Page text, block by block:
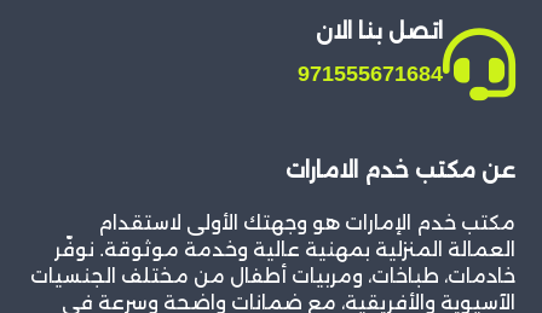
اتصل بنا الان
971555671684
عن مكتب خدم الامارات
مكتب خدم الإمارات هو وجهتك الأولى لاستقدام
العمالة المنزلية بمهنية عالية وخدمة موثوقة. نوفّر
خادمات، طباخات، ومربيات أطفال من مختلف الجنسيات
الآسيوية والأفريقية، مع ضمانات واضحة وسرعة في